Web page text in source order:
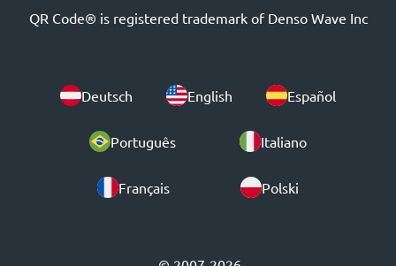
QR Code® is registered trademark of Denso Wave Inc
Deutsch English Español
Português Italiano
Français Polski